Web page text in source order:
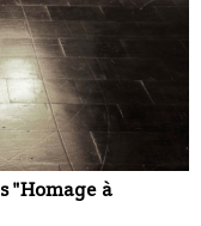
"Homage à